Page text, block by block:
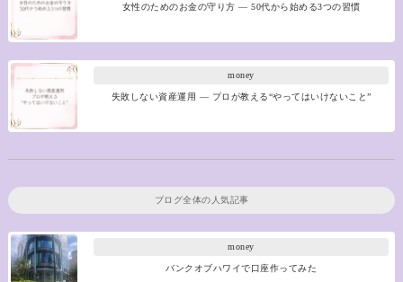
女性のためのお金の守り方 ― 50代から始める3つの習慣
money
失敗しない資産運用 ― プロが教える“やってはいけないこと”
ブログ全体の人気記事
money
バンクオブハワイで口座作ってみた